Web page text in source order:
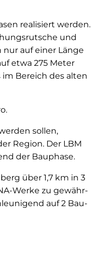
realisiert werden.
und
auf einer Länge
etwa 275 Meter
Bereich des alten
sollen,
Region. Der LBM
der Bauphase.
über 1,7 km in 3
Werke zu gewähr-
auf 2 Bau-